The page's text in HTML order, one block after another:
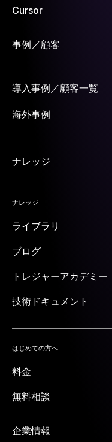
Cursor
事例／顧客
導入事例／顧客一覧
海外事例
ナレッジ
ナレッジ
ライブラリ
ブログ
トレジャーアカデミー
技術ドキュメント
はじめての方へ
料金
無料相談
企業情報